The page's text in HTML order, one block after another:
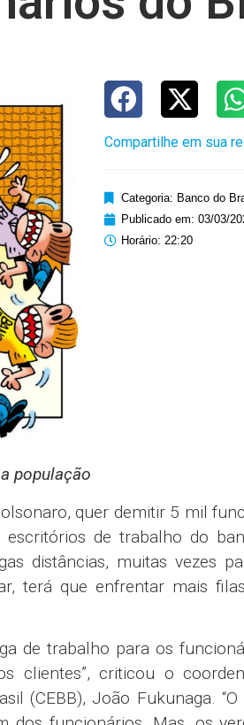
Compartilhe em sua
Categoria: Banco do
Publicado em: 03/03/
Horário: 22:20
população
quer demitir 5 mil
de trabalho do
distâncias, muitas vezes
terá que enfrentar mais
de trabalho para os
clientes”, criticou o
(CEBB), João Fukunaga. “O